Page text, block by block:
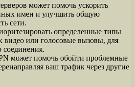
может помочь ускорить
имен и улучшить общую
сети.
определенные типы
видео или голосовые вызовы, для
соединения.
может помочь обойти проблемные
ваш трафик через другие